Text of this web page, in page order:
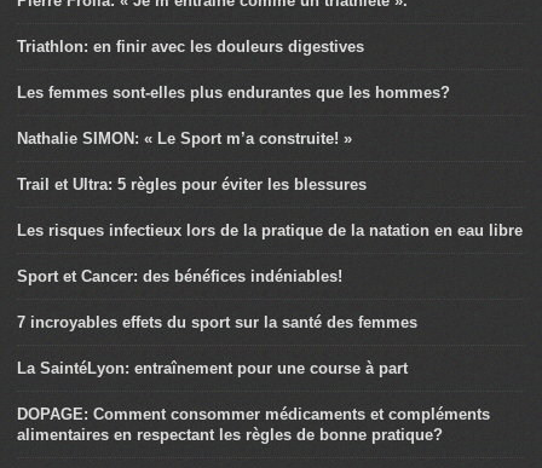
Triathlon: en finir avec les douleurs digestives
Les femmes sont-elles plus endurantes que les hommes?
Nathalie SIMON: « Le Sport m’a construite! »
Trail et Ultra: 5 règles pour éviter les blessures
Les risques infectieux lors de la pratique de la natation en eau libre
Sport et Cancer: des bénéfices indéniables!
7 incroyables effets du sport sur la santé des femmes
La SaintéLyon: entraînement pour une course à part
DOPAGE: Comment consommer médicaments et compléments
alimentaires en respectant les règles de bonne pratique?